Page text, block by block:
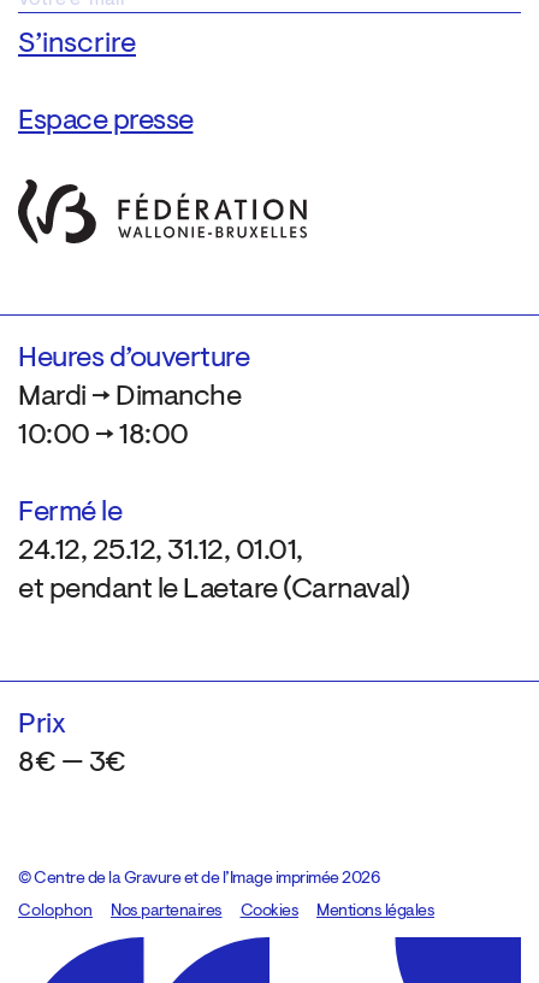
Espace presse
Heures d’ouverture
Mardi → Dimanche
10:00 → 18:00
Fermé le
24.12, 25.12, 31.12, 01.01,
et pendant le Laetare (Carnaval)
Prix
8€ — 3€
© Centre de la Gravure et de l’Image imprimée 2026
Colophon
Design:Marcel Kaczmarek, code:8080.studio
Nos partenaires Cookies Mentions légales